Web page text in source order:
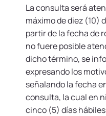
La consulta será
máximo de diez (10)
partir de la fecha de
no fuere posible
dicho término, se
expresando los
señalando la fecha
consulta, la cual en
cinco (5) días